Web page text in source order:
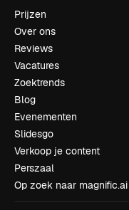
Prijzen
Over ons
Reviews
Vacatures
Zoektrends
Blog
Evenementen
Slidesgo
Verkoop je content
Perszaal
Op zoek naar magnific.ai